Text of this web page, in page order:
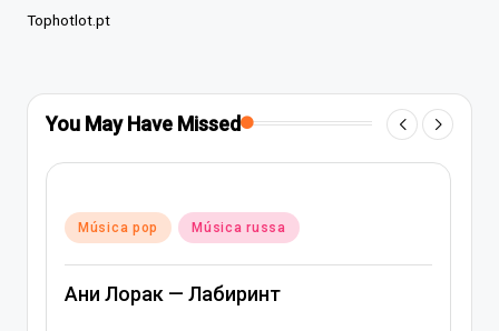
Tophotlot.pt
You May Have Missed
in
Música pop Música rap e hip-hop
Música russa
Артем Качер Ани Лорак – Материк